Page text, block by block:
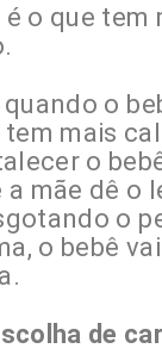
o que tem
o
mais
o
mãe dê o
o
o bebê
de